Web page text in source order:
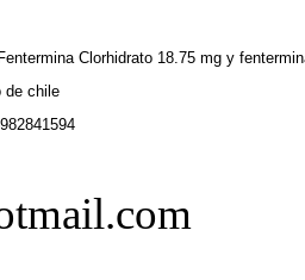
Clorhidrato 18.75 mg y
de chile